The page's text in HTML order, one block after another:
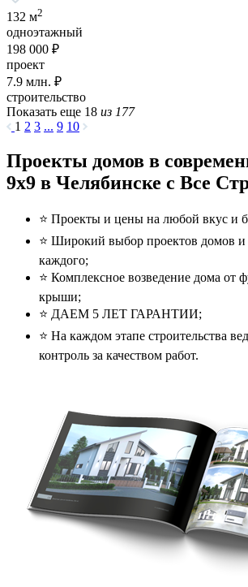
132 м2
одноэтажный
198 000 ₽
проект
7.9 млн. ₽
строительство
Показать еще 18 из 177
1 2 3 ... 9 10
Проекты домов в
9x9 в Челябинске с Все
⭐️ Проекты и цены на любой вкус и
⭐️ Широкий выбор проектов домов и
каждого;
⭐️ Комплексное возведение дома от
крыши;
⭐️ ДАЕМ 5 ЛЕТ ГАРАНТИИ;
⭐️ На каждом этапе строительства
контроль за качеством работ.